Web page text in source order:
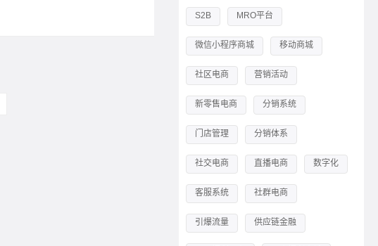
S2B MRO平台
微信小程序商城 移动商城
社区电商 营销活动
新零售电商 分销系统
门店管理 分销体系
社交电商 直播电商 数字化
客服系统 社群电商
引爆流量 供应链金融